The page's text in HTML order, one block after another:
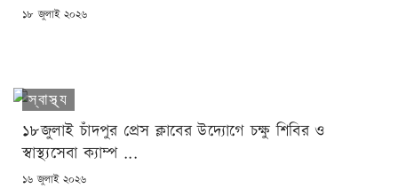
POSTED
১৮ জুলাই ২০২৬
স্বাস্থ্য
১৮জুলাই চাঁদপুর প্রেস ক্লাবের উদ্যোগে চক্ষু শিবির ও
স্বাস্থ্যসেবা ক্যাম্প ...
POSTED
১৬ জুলাই ২০২৬